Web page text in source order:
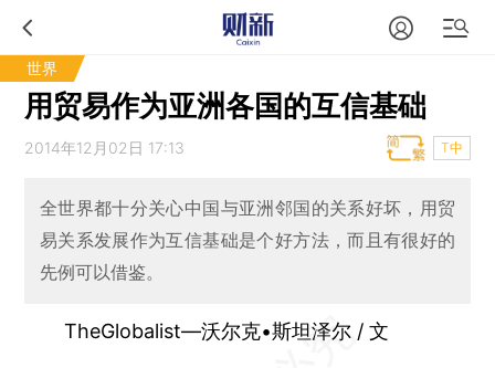
世界
用贸易作为亚洲各国的互信基础
2014年12月02日 17:13 T中
全世界都十分关心中国与亚洲邻国的关系好坏，用贸
易关系发展作为互信基础是个好方法，而且有很好的
先例可以借鉴。
TheGlobalist—沃尔克•斯坦泽尔 / 文